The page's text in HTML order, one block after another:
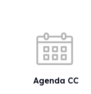
Agenda CC